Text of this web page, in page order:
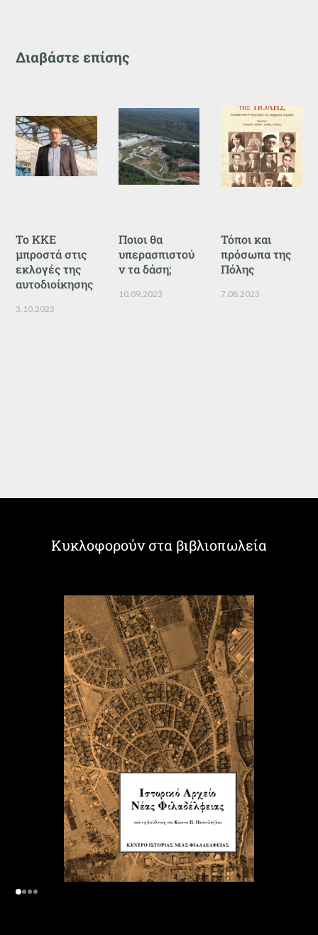
Διαβάστε επίσης
Το ΚΚΕ
μπροστά στις
εκλογές της
αυτοδιοίκησης
3.10.2023
Ποιοι θα
υπερασπιστού
ν τα δάση;
10.09.2023
Τόποι και
πρόσωπα της
Πόλης
7.08.2023
Κυκλοφορούν στα βιβλιοπωλεία